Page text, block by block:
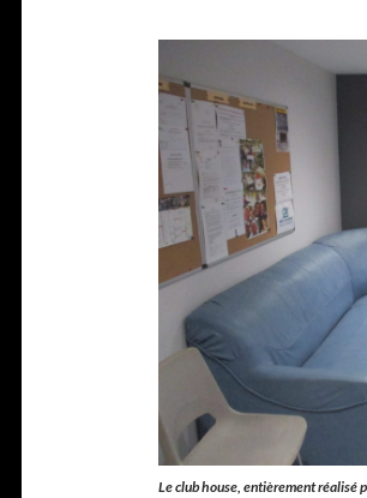
Le club house, entièrement réalisé